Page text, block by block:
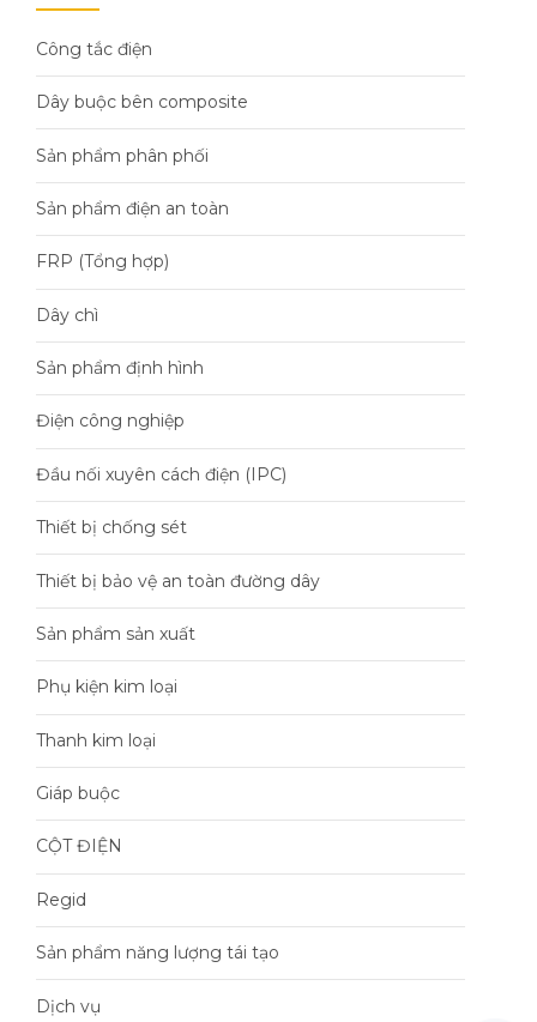
Công tắc điện
Dây buộc bên composite
Sản phẩm phân phối
Sản phẩm điện an toàn
FRP (Tổng hợp)
Dây chì
Sản phẩm định hình
Điện công nghiệp
Đầu nối xuyên cách điện (IPC)
Thiết bị chống sét
Thiết bị bảo vệ an toàn đường dây
Sản phẩm sản xuất
Phụ kiện kim loại
Thanh kim loại
Giáp buộc
CỘT ĐIỆN
Regid
Sản phẩm năng lượng tái tạo
Dịch vụ